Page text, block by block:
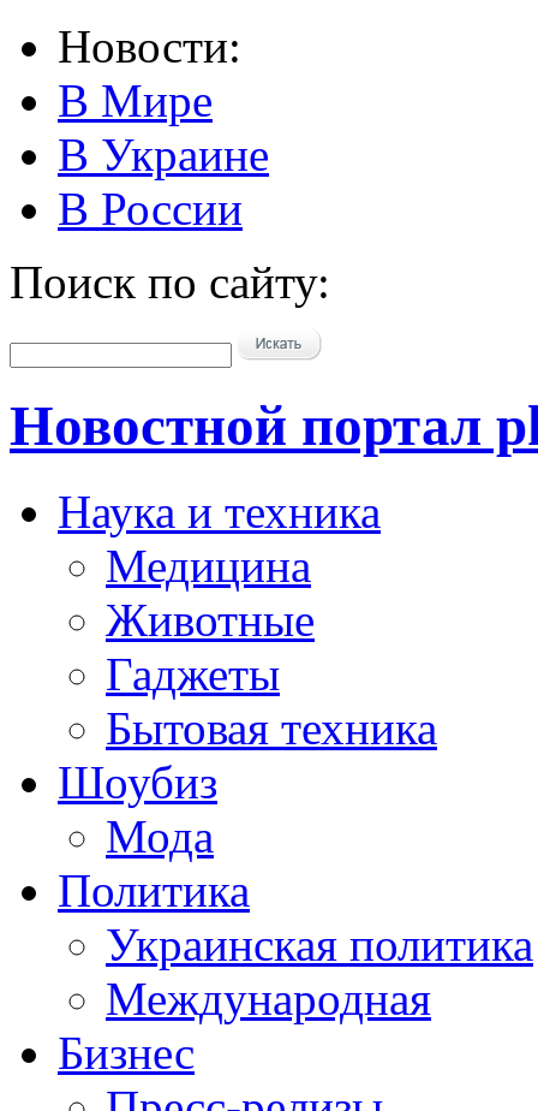
Новости:
В Мире
В Украине
В России
Поиск по сайту:
Новостной портал
Наука и техника
Медицина
Животные
Гаджеты
Бытовая техника
Шоубиз
Мода
Политика
Украинская политика
Международная
Бизнес